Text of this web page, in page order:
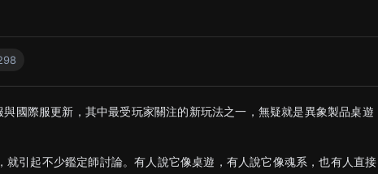
與國際服更新，其中最受玩家關注的新玩法之一，無疑就是異象製品桌遊
就引起不少鑑定師討論。有人說它像桌遊，有人說它像魂系，也有人直接